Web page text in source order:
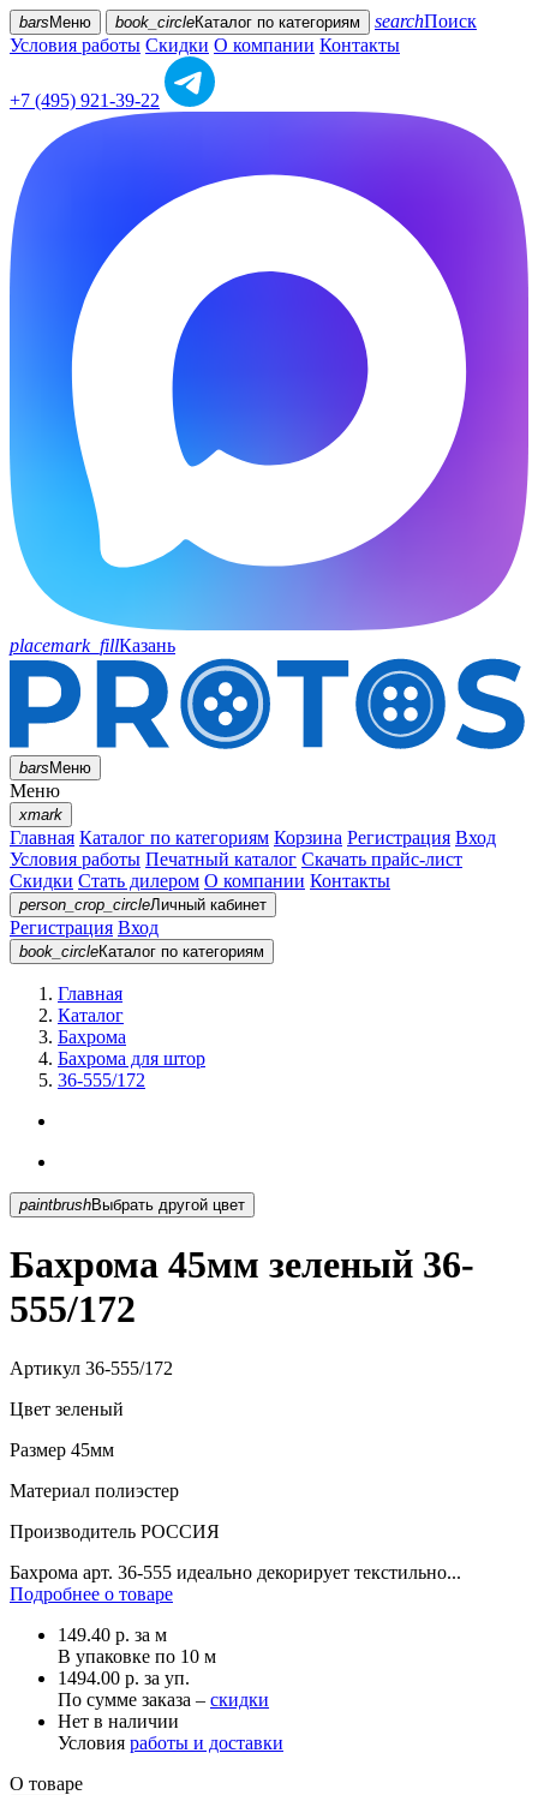
bars Меню book_circleКаталог по категориям searchПоиск
Условия работы Скидки О компании Контакты
+7 (495) 921-39-22
placemark_fillКазань
barsМеню
Меню
xmark
Главная Каталог по категориям Корзина Регистрация Вход
Условия работы Печатный каталог Скачать прайс-лист
Скидки Стать дилером О компании Контакты
person_crop_circleЛичный кабинет
Регистрация Вход
book_circleКаталог по категориям
Главная
Каталог
Бахрома
Бахрома для штор
36-555/172
paintbrush Выбрать другой цвет
Бахрома 45мм зеленый 36-
555/172
Артикул 36-555/172
Цвет зеленый
Размер 45мм
Материал полиэстер
Производитель РОССИЯ
Бахрома арт. 36-555 идеально декорирует текстильно...
Подробнее о товаре
149.40 р. за м
В упаковке по 10 м
1494.00 р. за уп.
По сумме заказа – скидки
Нет в наличии
Условия работы и доставки
О товаре